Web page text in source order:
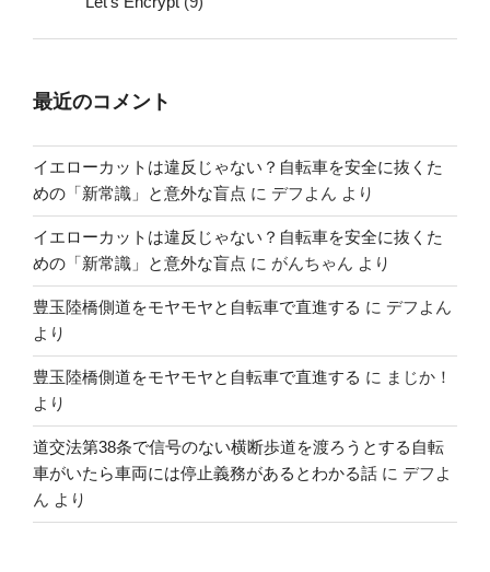
最近のコメント
イエローカットは違反じゃない？自転車を安全に抜くた
めの「新常識」と意外な盲点 に デフよん より
イエローカットは違反じゃない？自転車を安全に抜くた
めの「新常識」と意外な盲点 に がんちゃん より
豊玉陸橋側道をモヤモヤと自転車で直進する に デフよん
より
豊玉陸橋側道をモヤモヤと自転車で直進する に まじか！
より
道交法第38条で信号のない横断歩道を渡ろうとする自転
車がいたら車両には停止義務があるとわかる話 に デフよ
ん より